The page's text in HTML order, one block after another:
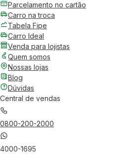
Parcelamento no cartão
Carro na troca
Tabela Fipe
Carro Ideal
Venda para lojistas
Quem somos
Nossas lojas
Blog
Dúvidas
Central de vendas
0800-200-2000
4000-1695